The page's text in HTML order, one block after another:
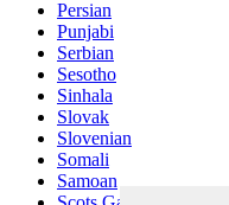
Persian
Punjabi
Serbian
Sesotho
Sinhala
Slovak
Slovenian
Somali
Samoan